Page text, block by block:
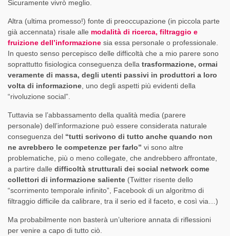
Sicuramente vivrò meglio.
Altra (ultima promesso!) fonte di preoccupazione (in piccola parte
già accennata) risale alle modalità di ricerca, filtraggio e
fruizione dell’informazione sia essa personale o professionale.
In questo senso percepisco delle difficoltà che a mio parere sono
soprattutto fisiologica conseguenza della trasformazione, ormai
veramente di massa, degli utenti passivi in produttori a loro
volta di informazione , uno degli aspetti più evidenti della
“rivoluzione social”.
Tuttavia se l’abbassamento della qualità media (parere
personale) dell’informazione può essere considerata naturale
conseguenza del “tutti scrivono di tutto anche quando non
ne avrebbero le competenze per farlo” vi sono altre
problematiche, più o meno collegate, che andrebbero affrontate,
a partire dalle difficoltà strutturali dei social network come
collettori di informazione saliente (Twitter risente dello
“scorrimento temporale infinito”, Facebook di un algoritmo di
filtraggio difficile da calibrare, tra il serio ed il faceto, e così via…)
Ma probabilmente non basterà un’ulteriore annata di riflessioni
per venire a capo di tutto ciò.